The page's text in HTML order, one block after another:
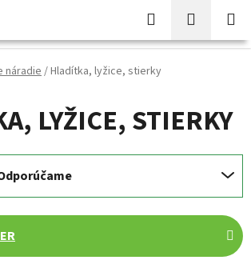
Hľadať
KOŠÍK
náradie/Hladítka, lyžice, stierky
LYŽICE, STIERKY